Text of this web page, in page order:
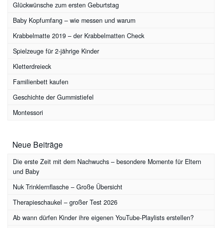
Glückwünsche zum ersten Geburtstag
Baby Kopfumfang – wie messen und warum
Krabbelmatte 2019 – der Krabbelmatten Check
Spielzeuge für 2-jährige Kinder
Kletterdreieck
Familienbett kaufen
Geschichte der Gummistiefel
Montessori
Neue Beiträge
Die erste Zeit mit dem Nachwuchs – besondere Momente für Eltern
und Baby
Nuk Trinklernflasche – Große Übersicht
Therapieschaukel – großer Test 2026
Ab wann dürfen Kinder ihre eigenen YouTube-Playlists erstellen?